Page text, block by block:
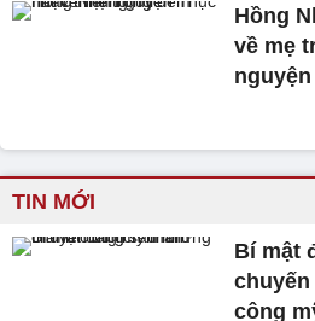
Hồng
về mẹ
nguyện
TIN MỚI
Bí mật
công